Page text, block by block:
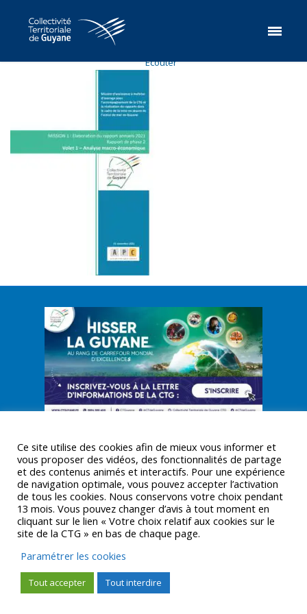
Ecouter
© CTGUYANE 2016 |MENTIONS LÉGALES
Ce site utilise des cookies afin de mieux vous informer et
vous proposer des vidéos, des fonctionnalités de partage
et des contenus animés et interactifs. Pour une expérience
de navigation optimale, vous pouvez accepter l’activation
de tous les cookies. Nous conservons votre choix pendant
13 mois. Vous pouvez changer d’avis à tout moment en
cliquant sur le lien « Votre choix relatif aux cookies sur le
site de la CTG » en bas de chaque page.
Paramétrer les cookies
Tout accepter Tout interdire